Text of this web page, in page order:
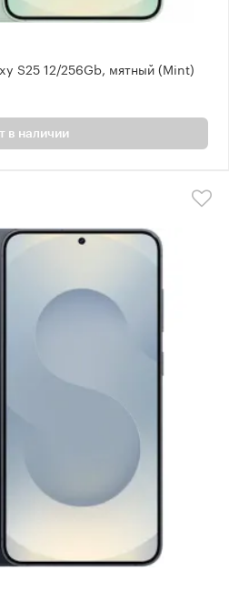
S25 12/256Gb, мятный (Mint)
в наличии